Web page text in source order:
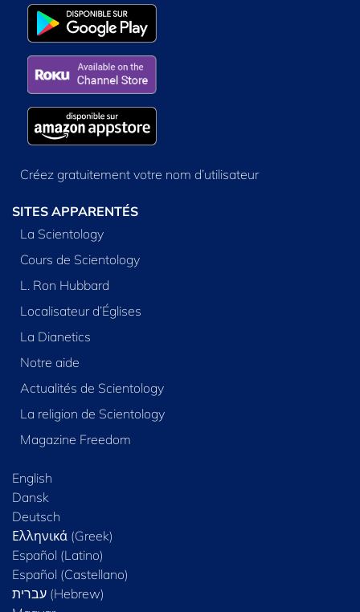
Créez gratuitement votre nom d’utilisateur
SITES APPARENTÉS
La Scientology
Cours de Scientology
L. Ron Hubbard
Localisateur d’Églises
La Dianetics
Notre aide
Actualités de Scientology
La religion de Scientology
Magazine Freedom
English
Dansk
Deutsch
Ελληνικά (Greek)
Español (Latino)
Español (Castellano)